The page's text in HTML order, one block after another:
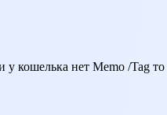
кошелька нет Мemo /Tag